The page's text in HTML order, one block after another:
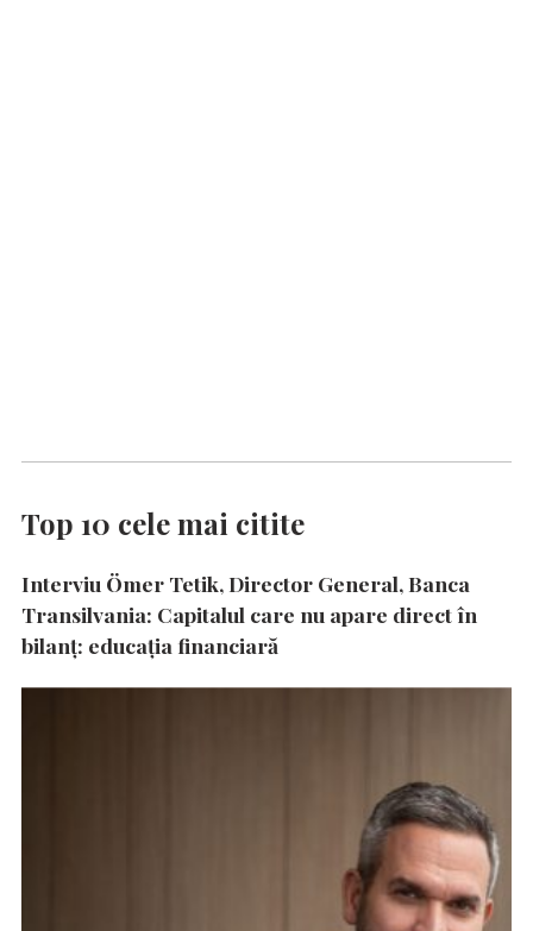
Top 10 cele mai citite
Interviu Ömer Tetik, Director General, Banca
Transilvania: Capitalul care nu apare direct în
bilanț: educația financiară